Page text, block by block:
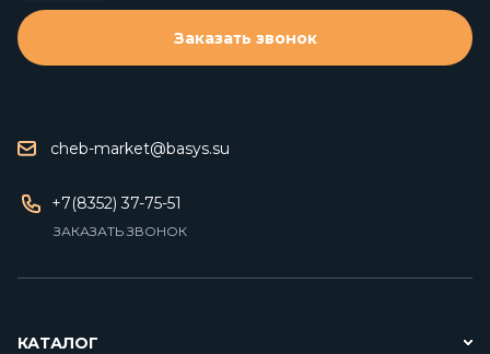
cheb-market@basys.su
+7(8352) 37-75-51
ЗАКАЗАТЬ ЗВОНОК
Заказать звонок
КАТАЛОГ